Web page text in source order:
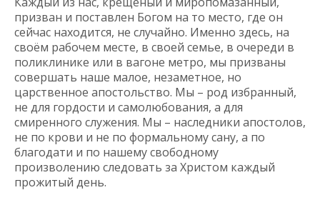
призван и поставлен Богом на то место, где он
сейчас находится, не случайно. Именно здесь, на
своём рабочем месте, в своей семье, в очереди в
поликлинике или в вагоне метро, мы призваны
совершать наше малое, незаметное, но
царственное апостольство. Мы – род избранный,
не для гордости и самолюбования, а для
смиренного служения. Мы – наследники апостолов,
не по крови и не по формальному сану, а по
благодати и по нашему свободному
произволению следовать за Христом каждый
прожитый день.